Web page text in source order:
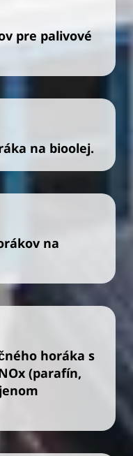
pre palivové
na bioolej.
na
horáka s
(parafín,